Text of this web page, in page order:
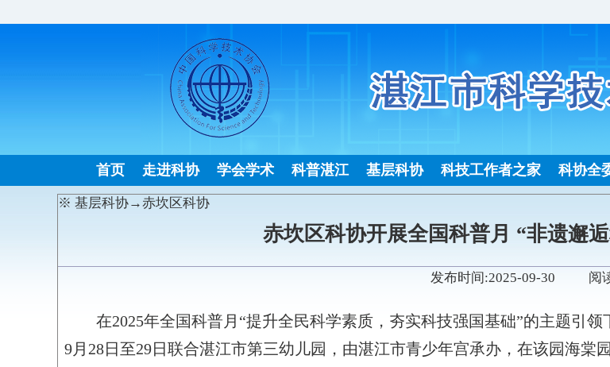
首页 走进科协 学会学术 科普湛江 基层科协 科技工作者之家 科协全
※ 基层科协→赤坎区科协
赤坎区科协开展全国科普月 “非遗邂
发布时间:2025-09-30 阅读
在2025年全国科普月“提升全民科学素质，夯实科技强国基础”的主题引
9月28日至29日联合湛江市第三幼儿园，由湛江市青少年宫承办，在该园海棠